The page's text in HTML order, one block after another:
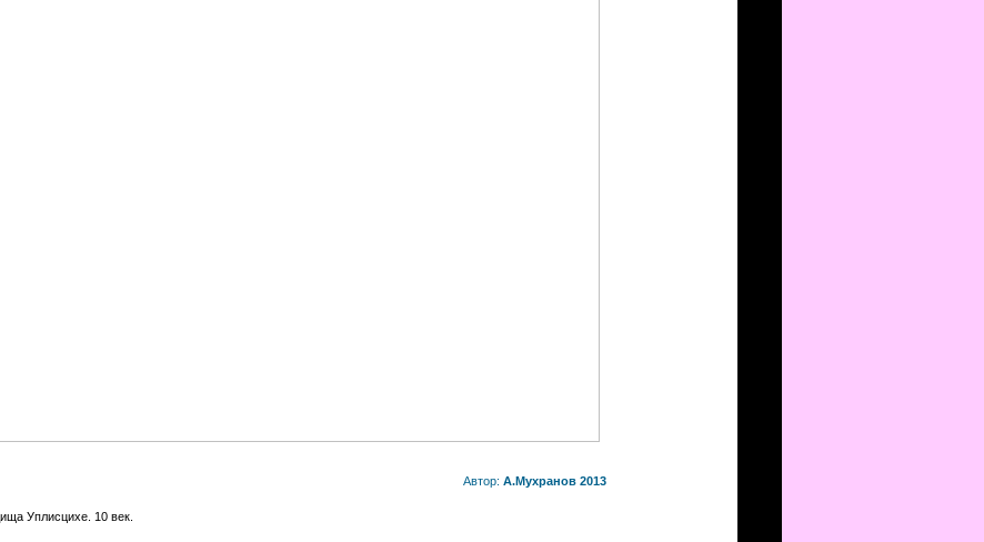
Автор: А.Мухранов 2013
Уплисцихе. 10 век.